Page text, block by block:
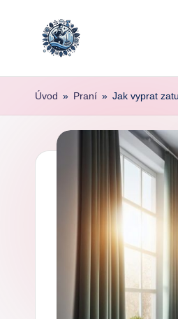
content
Úvod » Praní » Jak vyprat